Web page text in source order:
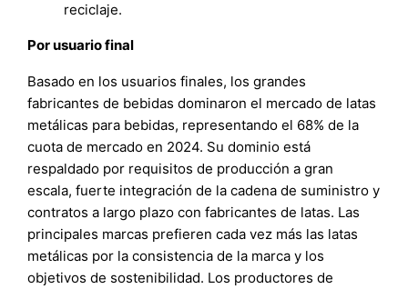
reciclaje.
Por usuario final
Basado en los usuarios finales, los grandes
fabricantes de bebidas dominaron el mercado de latas
metálicas para bebidas, representando el 68% de la
cuota de mercado en 2024. Su dominio está
respaldado por requisitos de producción a gran
escala, fuerte integración de la cadena de suministro y
contratos a largo plazo con fabricantes de latas. Las
principales marcas prefieren cada vez más las latas
metálicas por la consistencia de la marca y los
objetivos de sostenibilidad. Los productores de